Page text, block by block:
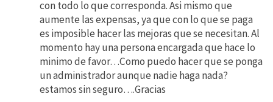
con todo lo que corresponda. Asi mismo que
aumente las expensas, ya que con lo que se paga
es imposible hacer las mejoras que se necesitan. Al
momento hay una persona encargada que hace lo
minimo de favor…Como puedo hacer que se ponga
un administrador aunque nadie haga nada?
estamos sin seguro….Gracias